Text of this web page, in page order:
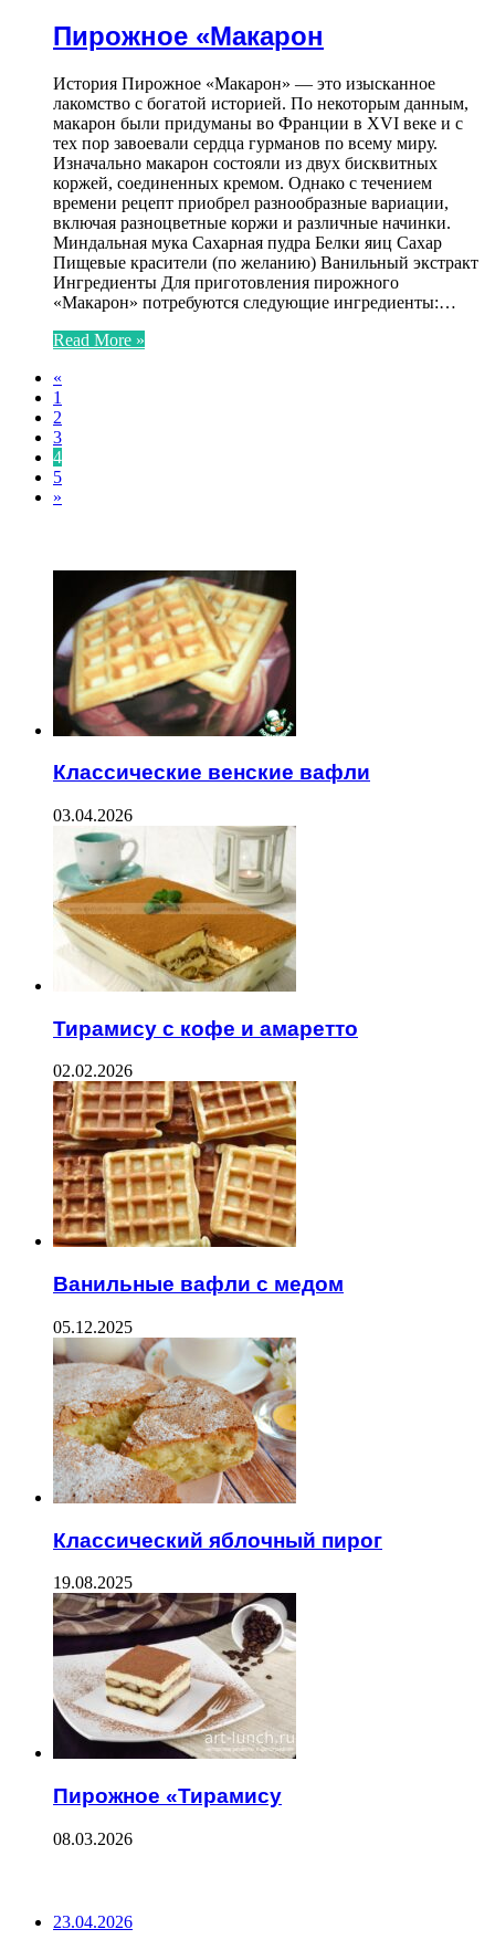
Пирожное «Макарон
История Пирожное «Макарон» — это изысканное
лакомство с богатой историей. По некоторым данным,
макарон были придуманы во Франции в XVI веке и с
тех пор завоевали сердца гурманов по всему миру.
Изначально макарон состояли из двух бисквитных
коржей, соединенных кремом. Однако с течением
времени рецепт приобрел разнообразные вариации,
включая разноцветные коржи и различные начинки.
Миндальная мука Сахарная пудра Белки яиц Сахар
Пищевые красители (по желанию) Ванильный экстракт
Ингредиенты Для приготовления пирожного
«Макарон» потребуются следующие ингредиенты:…
Read More »
«
1
2
3
4
5
»
Классические венские вафли
03.04.2026
Тирамису с кофе и амаретто
02.02.2026
Ванильные вафли с медом
05.12.2025
Классический яблочный пирог
19.08.2025
Пирожное «Тирамису
08.03.2026
23.04.2026